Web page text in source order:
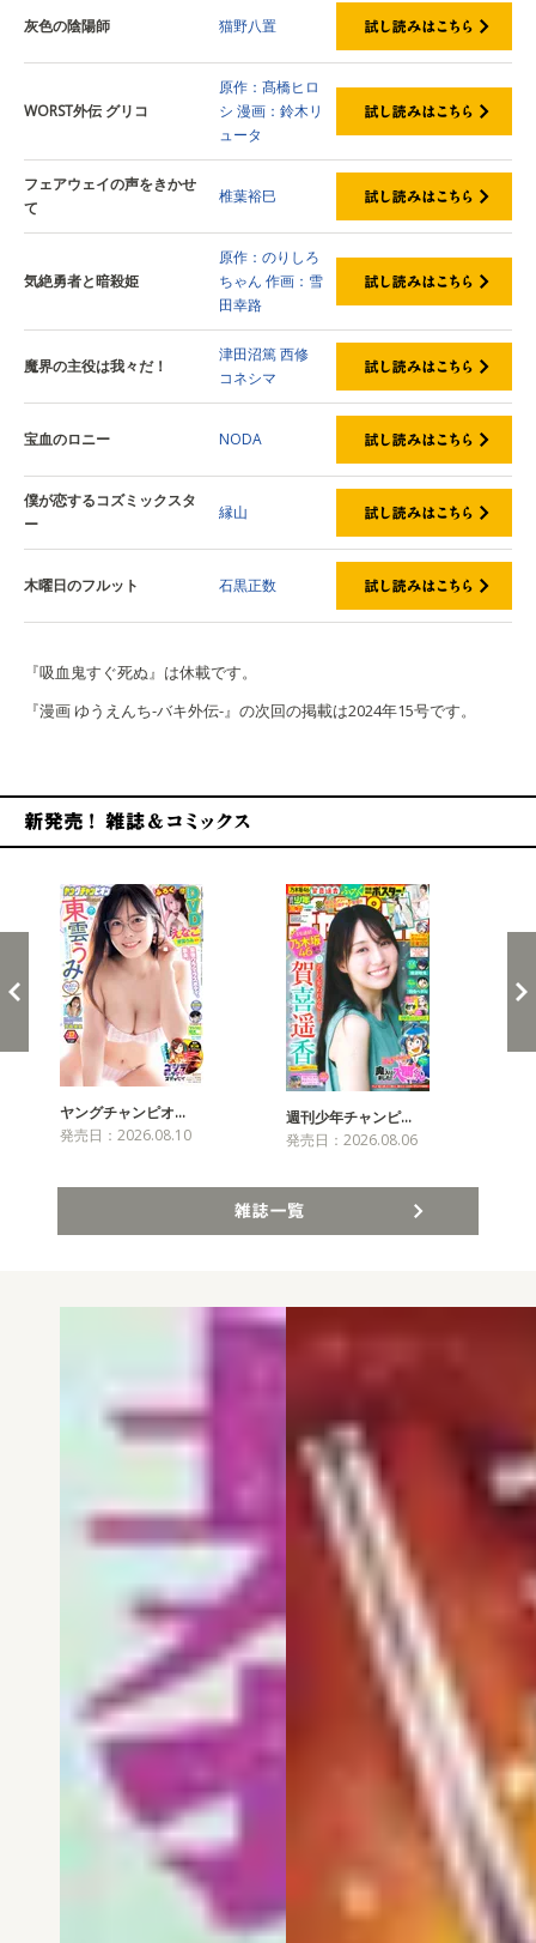
灰色の陰陽師 猫野八置
WORST外伝 グリコ
原作：髙橋ヒロ
シ 漫画：鈴木リ
ュータ
フェアウェイの声をきかせ
て
椎葉裕巳
気絶勇者と暗殺姫
原作：のりしろ
ちゃん 作画：雪
田幸路
魔界の主役は我々だ！
津田沼篤西修
コネシマ
宝血のロニー NODA
僕が恋するコズミックスタ
ー
縁山
木曜日のフルット 石黒正数
『吸血鬼すぐ死ぬ』は休載です。
『漫画 ゆうえんち-バキ外伝-』の次回の掲載は2024年15号です。
ヤングチャンピオ…
発売日：2026.08.10
週刊少年チャンピ…
発売日：2026.08.06